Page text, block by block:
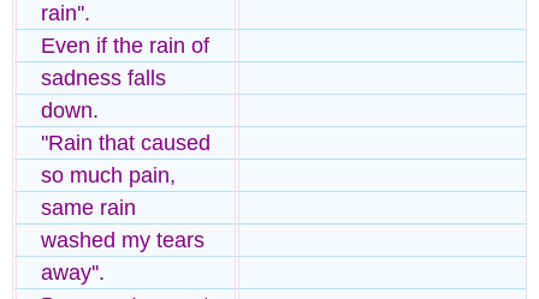
rain''.
Even if the rain of
sadness falls
down.
''Rain that caused
so much pain,
same rain
washed my tears
away''.